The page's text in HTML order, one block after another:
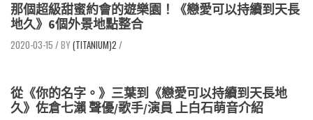
那個超級甜蜜約會的遊樂園！《戀愛可以持續到天長
地久》6個外景地點整合
2020-03-15 / (TITANIUM)2 /
從《你的名字。》三葉到《戀愛可以持續到天長地
久》佐倉七瀨 聲優/歌手/演員 上白石萌音介紹